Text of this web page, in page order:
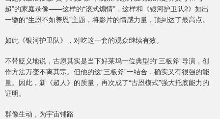
超”的家庭录像——这样的“滚式煽情”，这样和《银河护卫队2》如出
一辙的“生恩不如养恩”主题，将影片的情感力量，顶到达了最高点。
如此《银河护卫队》，对吃这一套的观众继续有效。
不带贬义地说，古恩其实是当下好莱坞一位典型的“三板斧”导演，创
作方法万变不离其宗。但他的这“三板斧”一结合，确实又有很强的能
量。因此，新《超人》的质量，再次成了“古恩模式”强大托底能力的
证明。
群像生动，为宇宙铺路